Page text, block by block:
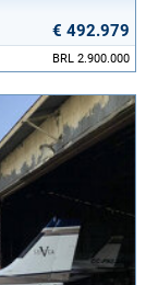
€ 492.979
BRL 2.900.000